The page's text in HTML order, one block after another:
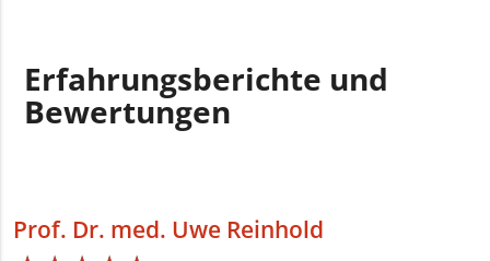
Erfahrungsberichte und
Bewertungen
Prof. Dr. med. Uwe Reinhold